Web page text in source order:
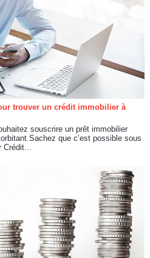
trouver un crédit immobilier à
souscrire un prêt immobilier
que c’est possible sous
Crédit...